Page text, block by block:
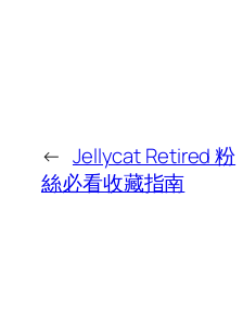
← Jellycat Retired 粉
絲必看收藏指南